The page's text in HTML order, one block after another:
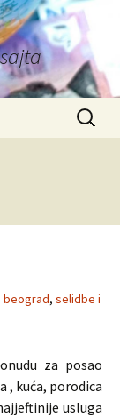
Search
for:
beograd, selidbe i
za posao
, kuća, porodica
usluga